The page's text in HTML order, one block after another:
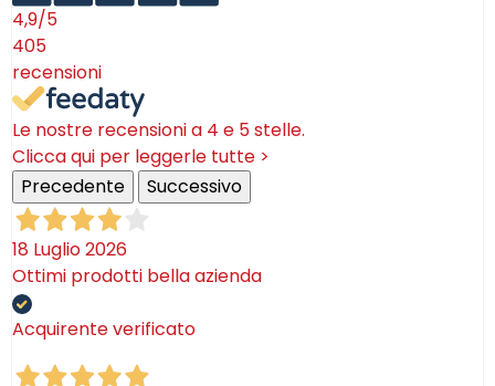
sezione
set coordinati. In ogni caso, il lavoro artigianale dei
nostri artisti garantisce
tempo e capaci di mettere in risalto le tue piante con
uno stile inconfondibilmente siciliano.
4,9/5
405
recensioni
Le nostre recensioni a 4 e 5 stelle.
Clicca qui per leggerle tutte >
Precedente
Successivo
18 Luglio 2026
Ottimi prodotti bella azienda
Acquirente verificato